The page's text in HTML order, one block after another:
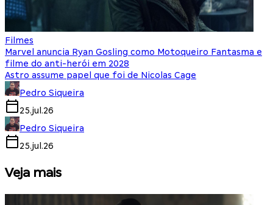
Filmes
Marvel anuncia Ryan Gosling como Motoqueiro Fantasma e
filme do anti-herói em 2028
Astro assume papel que foi de Nicolas Cage
Pedro Siqueira
25.jul.26
Pedro Siqueira
25.jul.26
Veja mais